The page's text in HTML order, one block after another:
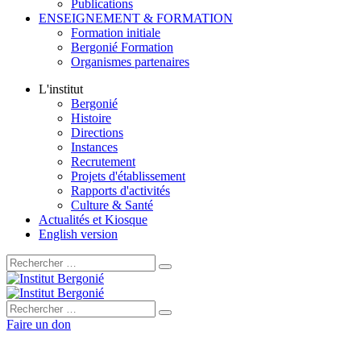
Publications
ENSEIGNEMENT & FORMATION
Formation initiale
Bergonié Formation
Organismes partenaires
L'institut
Bergonié
Histoire
Directions
Instances
Recrutement
Projets d'établissement
Rapports d'activités
Culture & Santé
Actualités et Kiosque
English version
Rechercher :
Rechercher :
Faire un don